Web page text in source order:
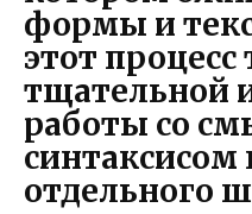
формы и
этот процесс
тщательной
работы со
синтаксисом
отдельного